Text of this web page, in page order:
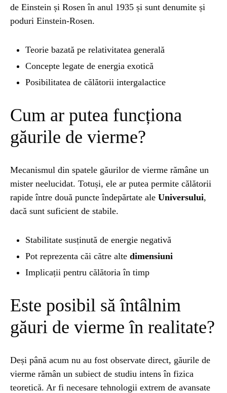
de Einstein și Rosen în anul 1935 și sunt denumite și
poduri Einstein-Rosen.
Teorie bazată pe relativitatea generală
Concepte legate de energia exotică
Posibilitatea de călătorii intergalactice
Cum ar putea funcționa
găurile de vierme?
Mecanismul din spatele găurilor de vierme rămâne un
mister neelucidat. Totuși, ele ar putea permite călătorii
rapide între două puncte îndepărtate ale Universului,
dacă sunt suficient de stabile.
Stabilitate susținută de energie negativă
Pot reprezenta căi către alte dimensiuni
Implicații pentru călătoria în timp
Este posibil să întâlnim
găuri de vierme în realitate?
Deși până acum nu au fost observate direct, găurile de
vierme rămân un subiect de studiu intens în fizica
teoretică. Ar fi necesare tehnologii extrem de avansate
BLOG 2 years ago
poti debloca
ȘTIINȚA 1 year ago